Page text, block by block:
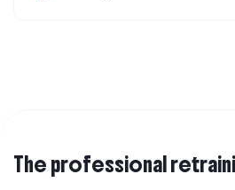
The professional